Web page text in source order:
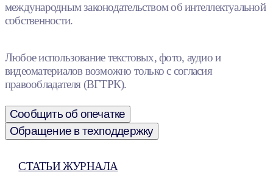
международным законодательством об интеллектуальной
собственности.
Любое использование текстовых, фото, аудио и
видеоматериалов возможно только с согласия
правообладателя (ВГТРК).
Сообщить об опечатке
Обращение в техподдержку
СТАТЬИ ЖУРНАЛА